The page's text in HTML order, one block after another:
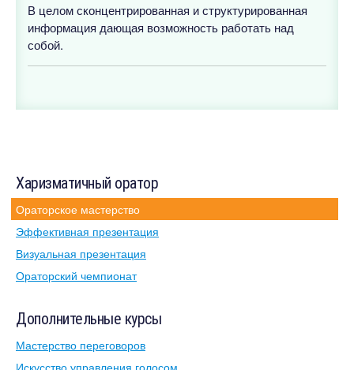
В целом сконцентрированная и структурированная
информация дающая возможность работать над
собой.
Харизматичный оратор
Ораторское мастерство
Эффективная презентация
Визуальная презентация
Ораторский чемпионат
Дополнительные курсы
Мастерство переговоров
Искусство управления голосом